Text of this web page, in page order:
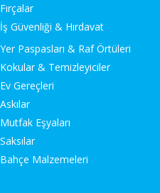
Fırçalar
İş Güvenliği & Hırdavat
Yer Paspasları & Raf Örtüleri
Kokular & Temizleyiciler
Ev Gereçleri
Askılar
Mutfak Eşyaları
Saksılar
Bahçe Malzemeleri